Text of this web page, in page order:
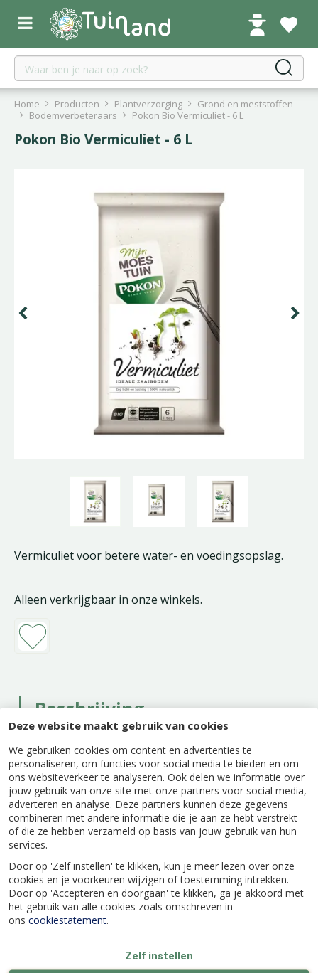
Deze website maakt gebruik van cookies
We gebruiken cookies om content en advertenties te
personaliseren, om functies voor social media te bieden en om
ons websiteverkeer te analyseren. Ook delen we informatie over
jouw gebruik van onze site met onze partners voor social media,
adverteren en analyse. Deze partners kunnen deze gegevens
combineren met andere informatie die je aan ze hebt verstrekt
of die ze hebben verzameld op basis van jouw gebruik van hun
services.
Door op 'Zelf instellen' te klikken, kun je meer lezen over onze
cookies en je voorkeuren wijzigen of toestemming intrekken.
Door op 'Accepteren en doorgaan' te klikken, ga je akkoord met
het gebruik van alle cookies zoals omschreven in
ons cookiestatement.
Zelf instellen
r
Home Producten Plantverzorging
Grond en meststoffen
Bodemverbeteraars
Pokon Bio Vermiculiet - 6 L
Pokon Bio Vermiculiet - 6 L
Vermiculiet voor betere water- en voedingsopslag.
Alleen verkrijgbaar in onze winkels.
Beschrijving
Pokon Bio Vermiculiet neemt water en
voedingsstoffen op en geeft deze geleidelijk af
aan de plant. Ideaal om potgrond te verbeteren
en jonge planten of zaailingen optimaal te
ondersteunen.
Specificaties
EAN code 8711969020924
Merk Pokon